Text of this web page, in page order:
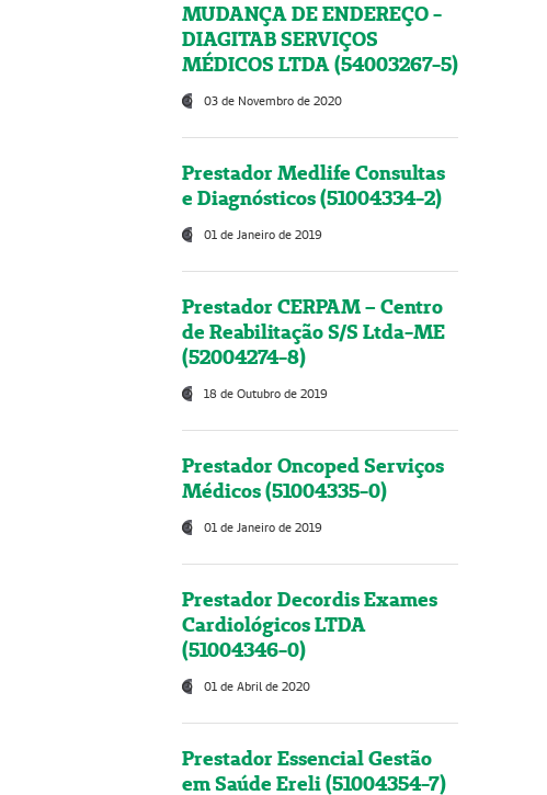
MUDANÇA DE ENDEREÇO -
DIAGITAB SERVIÇOS
MÉDICOS LTDA (54003267-5)
03 de Novembro de 2020
Prestador Medlife Consultas
e Diagnósticos (51004334-2)
01 de Janeiro de 2019
Prestador CERPAM – Centro
de Reabilitação S/S Ltda-ME
(52004274-8)
18 de Outubro de 2019
Prestador Oncoped Serviços
Médicos (51004335-0)
01 de Janeiro de 2019
Prestador Decordis Exames
Cardiológicos LTDA
(51004346-0)
01 de Abril de 2020
Prestador Essencial Gestão
em Saúde Ereli (51004354-7)